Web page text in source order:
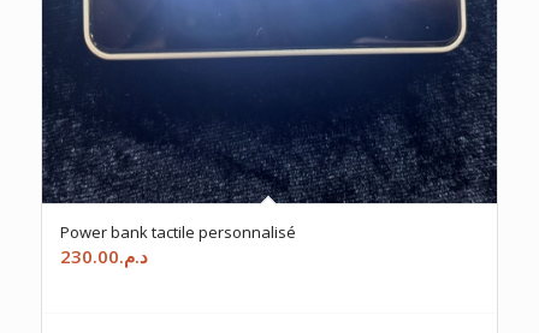
Power bank tactile personnalisé
د.م.230.00